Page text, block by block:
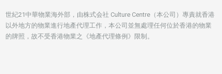
世紀21中華物業海外部，由株式会社 Culture Centre（本公司）專責就香港
以外地方的物業進行地產代理工作，本公司並無處理任何位於香港的物業
的牌照，故不受香港物業之《地產代理條例》限制。